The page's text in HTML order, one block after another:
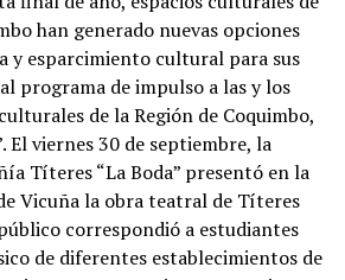
han generado nuevas opciones
y esparcimiento cultural para sus
programa de impulso a las y los
de la Región de Coquimbo,
El viernes 30 de septiembre, la
Títeres “La Boda” presentó en la
Vicuña la obra teatral de Títeres
correspondió a estudiantes
de diferentes establecimientos de